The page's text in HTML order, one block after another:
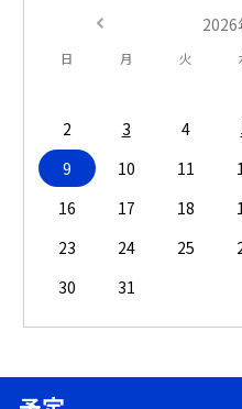
2026
日 月 火
2
3 4
9
10 11
16
17 18
23
24 25
30
31